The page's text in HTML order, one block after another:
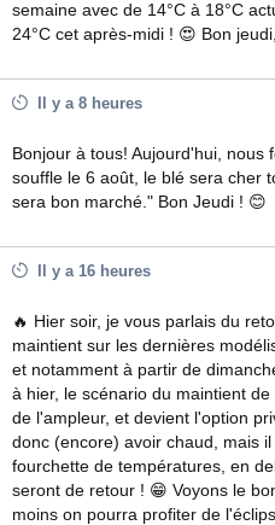
semaine avec de 14°C à 18°C
24°C cet après-midi ! 😍 Bon
Il y a 8 heures
Bonjour à tous! Aujourd'hui,
souffle le 6 août, le blé sera cher
sera bon marché." Bon Jeudi ! 😊
Il y a 16 heures
🔥 Hier soir, je vous parlais du
maintient sur les dernières
et notamment à partir de
à hier, le scénario du maintient
de l'ampleur, et devient l'option
donc (encore) avoir chaud, mais
fourchette de températures, en
seront de retour ! 😁 Voyons le
moins on pourra profiter de